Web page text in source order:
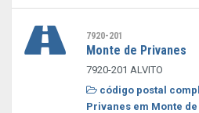
7920-201
Monte de Privanes
7920-201 ALVITO
código postal
Privanes em Monte